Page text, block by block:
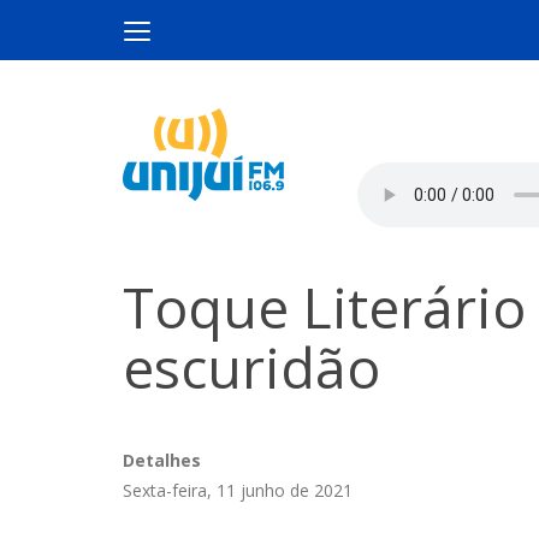
Toque Literário
escuridão
Detalhes
Sexta-feira, 11 junho de 2021